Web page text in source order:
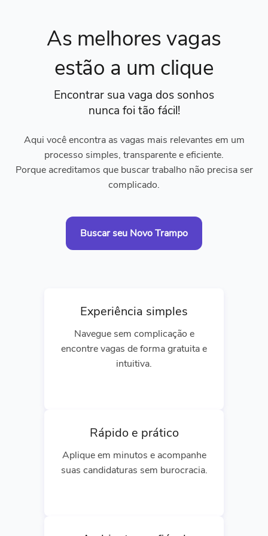
As melhores vagas
estão a um clique
Encontrar sua vaga dos sonhos
nunca foi tão fácil!
Aqui você encontra as vagas mais relevantes em um
processo simples, transparente e eficiente.
Porque acreditamos que buscar trabalho não precisa ser
complicado.
Buscar seu Novo Trampo
Experiência simples
Navegue sem complicação e
encontre vagas de forma gratuita e
intuitiva.
Rápido e prático
Aplique em minutos e acompanhe
suas candidaturas sem burocracia.